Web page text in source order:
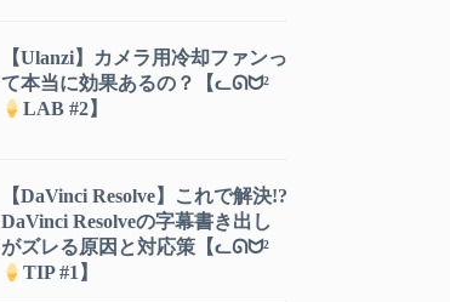
【Ulanzi】カメラ用冷却ファンっ
て本当に効果あるの？【ᓚᘏᗢ²
LAB #2】
【DaVinci Resolve】これで解決!?
DaVinci Resolveの字幕書き出し
がズレる原因と対応策【ᓚᘏᗢ²
TIP #1】